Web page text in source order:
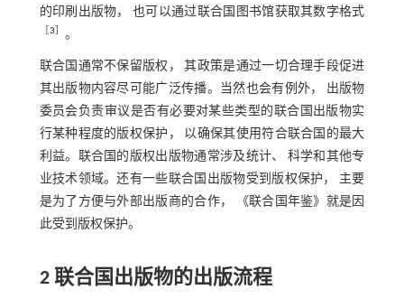
的印刷出版物， 也可以通过联合国图书馆获取其数字格式
3 。
联合国通常不保留版权， 其政策是通过一切合理手段促进
其出版物内容尽可能广泛传播。当然也会有例外， 出版物
委员会负责审议是否有必要对某些类型的联合国出版物实
行某种程度的版权保护， 以确保其使用符合联合国的最大
利益。联合国的版权出版物通常涉及统计、 科学和其他专
业技术领域。还有一些联合国出版物受到版权保护， 主要
是为了方便与外部出版商的合作， 《联合国年鉴》就是因
此受到版权保护。
2 联合国出版物的出版流程